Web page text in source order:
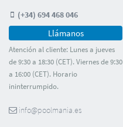
(+34) 694 468 046
Llámanos
Atención al cliente: Lunes a jueves
de 9:30 a 18:30 (CET). Viernes de 9:30
a 16:00 (CET). Horario
ininterrumpido.
info@poolmania.es